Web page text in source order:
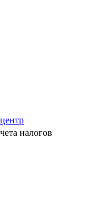
налогов